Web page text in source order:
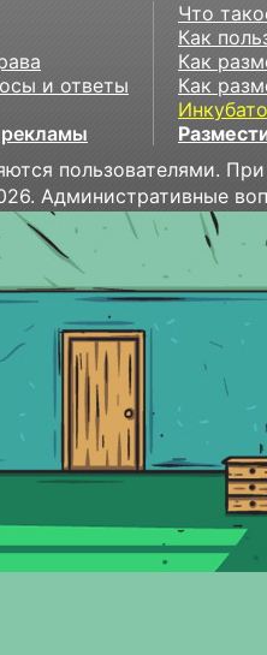
и ответы
Что
Как
Как
Как
пользователями.
Административные